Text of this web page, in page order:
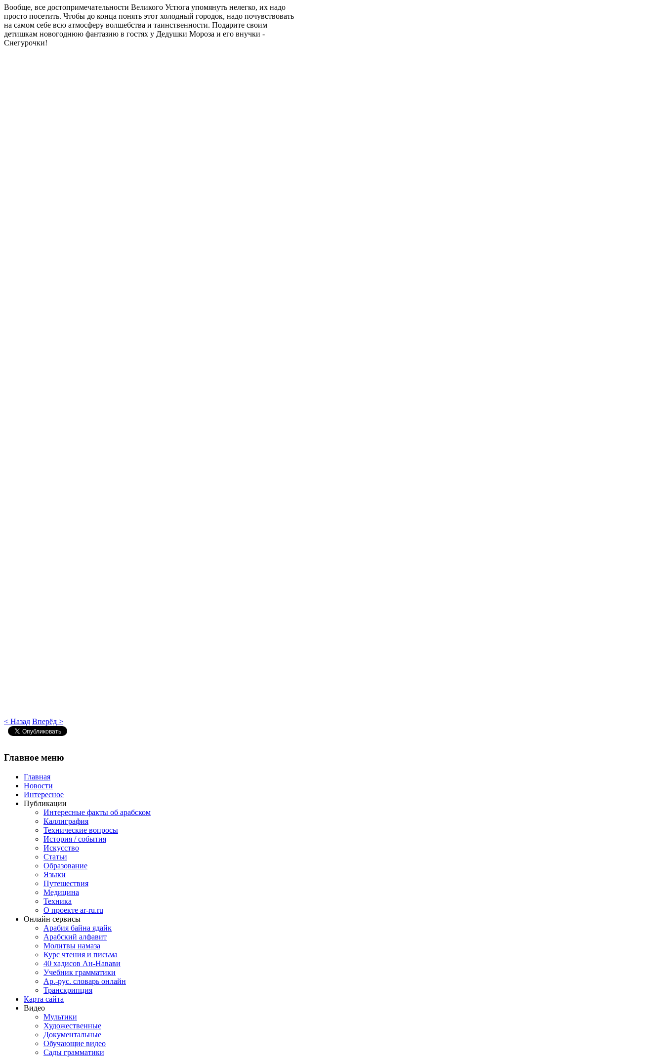
Вообще, все достопримечательности Великого Устюга упомянуть нелегко, их надо
просто посетить. Чтобы до конца понять этот холодный городок, надо почувствовать
на самом себе всю атмосферу волшебства и таинственности. Подарите своим
детишкам новогоднюю фантазию в гостях у Дедушки Мороза и его внучки -
Снегурочки!
< Назад Вперёд >
Главное меню
Главная
Новости
Интересное
Публикации
Интересные факты об арабском
Каллиграфия
Технические вопросы
История / события
Искусство
Статьи
Образование
Языки
Путешествия
Медицина
Техника
О проекте ar-ru.ru
Онлайн сервисы
Арабия байна ядайк
Арабский алфавит
Молитвы намаза
Курс чтения и письма
40 хадисов Ан-Навави
Учебник грамматики
Ар.-рус. словарь онлайн
Транскрипция
Карта сайта
Видео
Мультики
Художественные
Документальные
Обучающие видео
Сады грамматики